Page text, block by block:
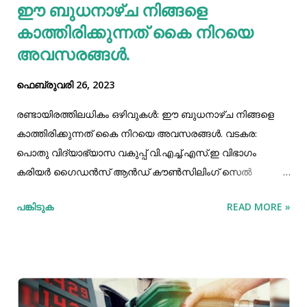
രാസപദാർത്ഥങ്ങൾ ഒന്നും ഇല്ലെന്ന് ഗവേഷണങ്ങൾ
തെളിയിക്കുന്നു. ജീവനക്ഷമമായ പേന്മുട്ടയ്ക്ക്...
ഈ ബുധനാഴ്ച നിങ്ങളെ
കാത്തിരിക്കുന്നത് കൈ നിറയെ
അവസരങ്ങള്‍.
ഫെബ്രുവരി 26, 2023
രണ്ടായിരത്തിലധികം ഒഴിവുകള്‍: ഈ ബുധനാഴ്ച നിങ്ങളെ
കാത്തിരിക്കുന്നത് കൈ നിറയെ അവസരങ്ങള്‍. വടകര:
പൊതു വിദ്യാഭ്യാസ വകുപ്പ് വി.എച്ച്‌.എസ്.ഇ വിഭാഗം
കരിയര്‍ ഗൈഡന്‍സ് ആന്‍ഡ് കൗണ്‍സിലിംഗ് സെല്‍
വി.എച്ച്‌.എസ്.ഇ വിജയിച്ചവരോ തുടര്‍പഠനം നടത്തിയവരോ
ഉദ്ഘാടനം ചെയ്യും. കോഴിക്കോട് ജില്ലാ എംപ്ലോയ്മെന്‍റ്
പങ്കിടുക READ MORE »